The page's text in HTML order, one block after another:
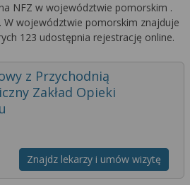
NFZ w województwie pomorskim .
W województwie pomorskim znajduje
123 udostępnia rejestrację online.
z Przychodnią
Zakład Opieki
Znajdz lekarzy i umów wizytę